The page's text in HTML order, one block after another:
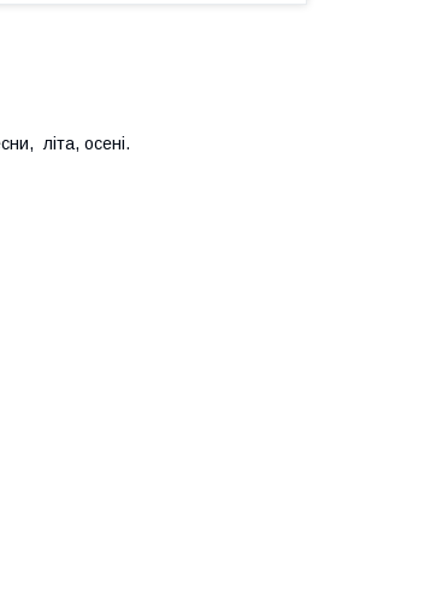
літа, осені.